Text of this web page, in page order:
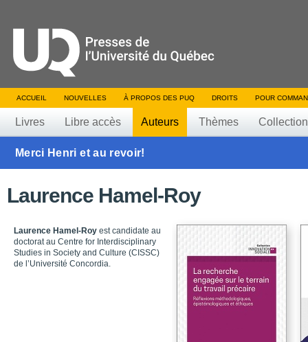
ACCUEIL NOUVELLES À PROPOS DES PUQ DROITS POUR
Livres Libre accès Auteurs Thèmes
Merci Henri et au revoir!
Laurence Hamel-Roy
Laurence Hamel-Roy est candidate au
doctorat au Centre for Interdisciplinary
Studies in Society and Culture (CISSC)
de l’Université Concordia.